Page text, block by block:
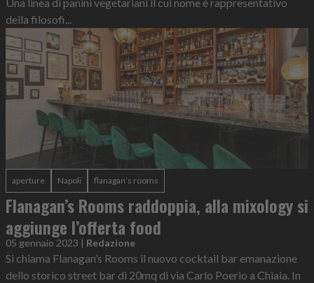
della filosofi...
aperture Napoli flanagan’s rooms
Flanagan’s Rooms raddoppia, alla mixology si
aggiunge l’offerta food
05 gennaio 2023 | Redazione
Si chiama Flanagan’s Rooms il nuovo cocktail bar emanazione
dello storico street bar di 20mq di via Carlo Poerio a Chiaia. In